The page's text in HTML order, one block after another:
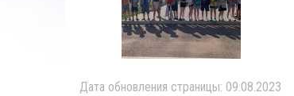
Дата обновления страницы: 09.08.2023